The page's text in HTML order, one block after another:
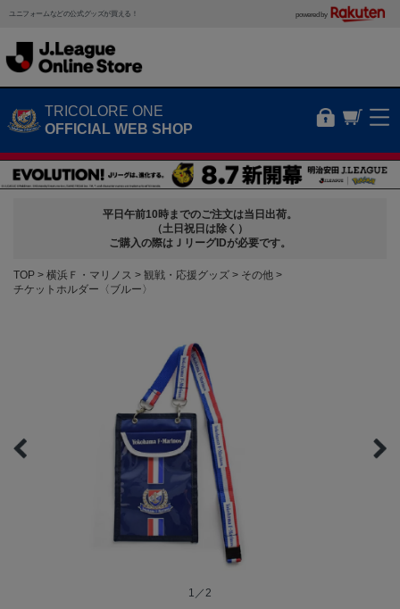
ユニフォームなどの公式グッズが買える！ powered by
TRICOLORE ONE
OFFICIAL WEB SHOP
平日午前10時までのご注文は当日出荷。
（土日祝日は除く）
ご購入の際はＪリーグIDが必要です。
TOP 横浜Ｆ・マリノス 観戦・応援グッズ
その他
チケットホルダー〈ブルー〉
1／2